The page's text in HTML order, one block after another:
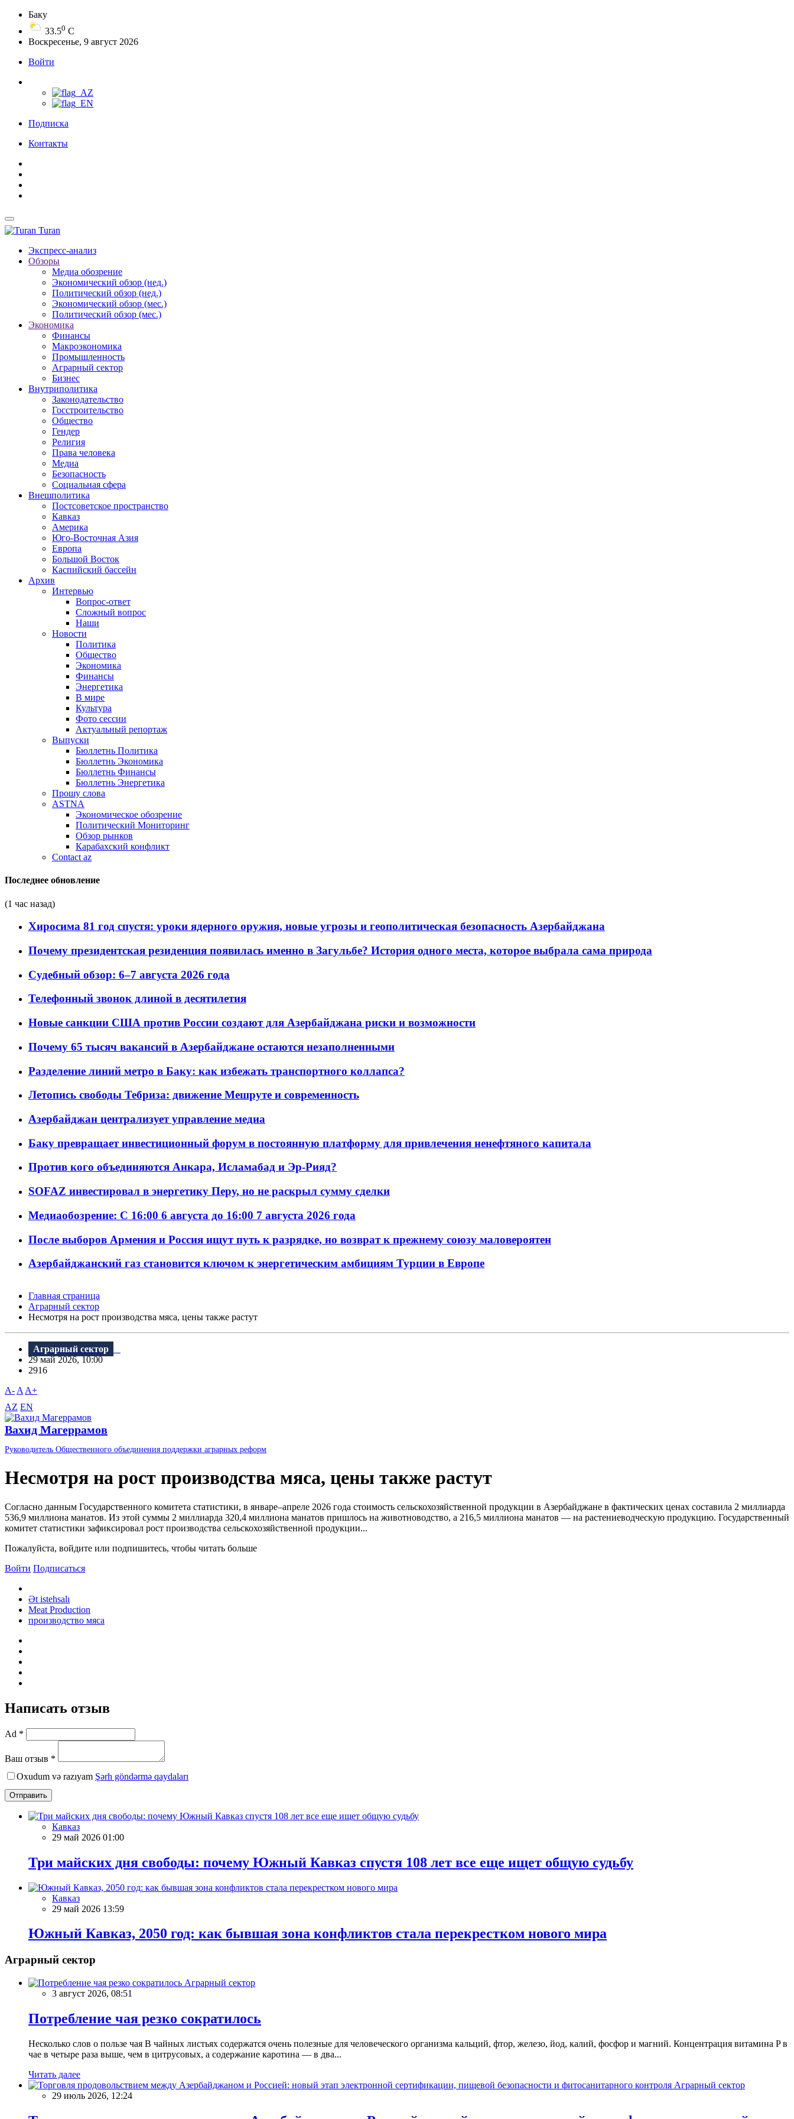
Баку
33.50 C
Воскресенье, 9 август 2026
Войти
Подписка
Контакты
Turan
Экспресс-анализ
Обзоры
Медиа обозрение
Экономический обзор (нед.)
Политический обзор (нед.)
Экономический обзор (мес.)
Политический обзор (мес.)
Экономика
Финансы
Макроэкономика
Промышленность
Аграрный сектор
Бизнес
Внутриполитика
Законодательство
Госстроительство
Общество
Гендер
Религия
Права человека
Медиа
Безопасность
Социальная сфера
Внешполитика
Постсоветское пространство
Кавказ
Америка
Юго-Восточная Азия
Европа
Большой Восток
Каспийский бассейн
Архив
Интервью
Вопрос-ответ
Сложный вопрос
Наши
Новости
Политика
Общество
Экономика
Финансы
Энергетика
В мире
Культура
Фото сессии
Актуальный репортаж
Выпуски
Бюллетнь Политика
Бюллетнь Экономика
Бюллетнь Финансы
Бюллетнь Энергетика
Прошу слова
ASTNA
Экономическое обозрение
Политический Мониторинг
Обзор рынков
Карабахский конфликт
Contact az
Последнее обновление
(1 час назад)
Хиросима 81 год спустя: уроки ядерного оружия, новые угрозы и геополитическая безопасность Азербайджана
Почему президентская резиденция появилась именно в Загульбе? История одного места, которое выбрала сама природа
Судебный обзор: 6–7 августа 2026 года
Телефонный звонок длиной в десятилетия
Новые санкции США против России создают для Азербайджана риски и возможности
Почему 65 тысяч вакансий в Азербайджане остаются незаполненными
Разделение линий метро в Баку: как избежать транспортного коллапса?
Летопись свободы Тебриза: движение Мешруте и современность
Азербайджан централизует управление медиа
Баку превращает инвестиционный форум в постоянную платформу для привлечения ненефтяного капитала
Против кого объединяются Анкара, Исламабад и Эр-Рияд?
SOFAZ инвестировал в энергетику Перу, но не раскрыл сумму сделки
Медиаобозрение: С 16:00 6 августа до 16:00 7 августа 2026 года
После выборов Армения и Россия ищут путь к разрядке, но возврат к прежнему союзу маловероятен
Азербайджанский газ становится ключом к энергетическим амбициям Турции в Европе
Главная страница
Аграрный сектор
Несмотря на рост производства мяса, цены также растут
Аграрный сектор
29 май 2026, 10:00
2916
A- A A+
AZ EN
Вахид Магеррамов
Руководитель Общественного объединения поддержки аграрных реформ
Несмотря на рост производства мяса, цены также растут
Согласно данным Государственного комитета статистики, в январе–апреле 2026 года стоимость сельскохозяйственной продукции в Азербайджане в фактических ценах составила 2 миллиарда
536,9 миллиона манатов. Из этой суммы 2 миллиарда 320,4 миллиона манатов пришлось на животноводство, а 216,5 миллиона манатов — на растениеводческую продукцию. Государственный
комитет статистики зафиксировал рост производства сельскохозяйственной продукции...
Пожалуйста, войдите или подпишитесь, чтобы читать больше
Войти Подписаться
Ət istehsalı
Meat Production
производство мяса
Написать отзыв
Ad *
Ваш отзыв *
Oxudum və razıyam Şərh göndərmə qaydaları
Отправить
Кавказ
29 май 2026 01:00
Три майских дня свободы: почему Южный Кавказ спустя 108 лет все еще ищет общую судьбу
Кавказ
29 май 2026 13:59
Южный Кавказ, 2050 год: как бывшая зона конфликтов стала перекрестком нового мира
Аграрный сектор
Аграрный сектор
3 август 2026, 08:51
Потребление чая резко сократилось
Несколько слов о пользе чая В чайных листьях содержатся очень полезные для человеческого организма кальций, фтор, железо, йод, калий, фосфор и магний. Концентрация витамина P в
чае в четыре раза выше, чем в цитрусовых, а содержание каротина — в два...
Читать далее
Аграрный сектор
29 июль 2026, 12:24